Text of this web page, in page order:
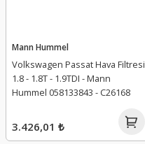
Mann Hummel
Volkswagen Passat Hava Filtresi
1.8 - 1.8T - 1.9TDI - Mann
Hummel 058133843 - C26168
3.426,01 ₺